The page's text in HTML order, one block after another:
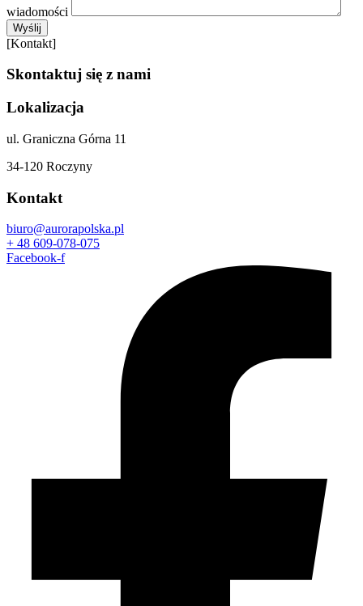
wiadomości
[Kontakt]
Skontaktuj się z nami
Lokalizacja
ul. Graniczna Górna 11
34-120 Roczyny
Kontakt
biuro@aurorapolska.pl
+ 48 609-078-075
Facebook-f